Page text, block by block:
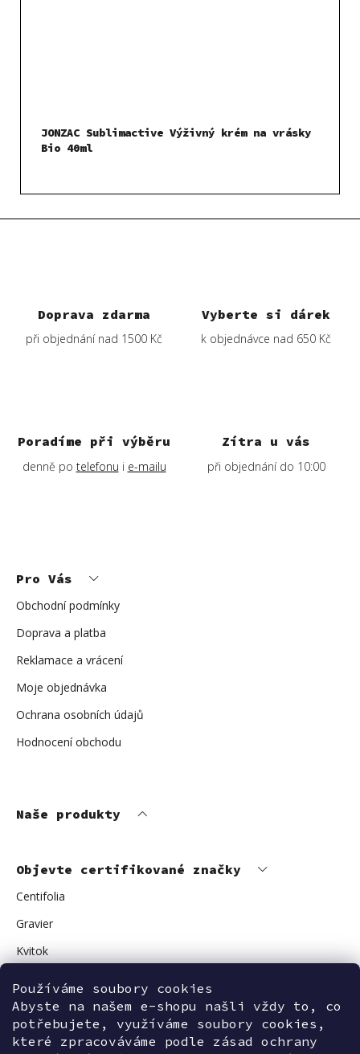
Používáme soubory cookies
Abyste na našem e-shopu našli vždy to, co
potřebujete, využíváme soubory cookies,
které zpracováváme podle zásad ochrany
Doprava zdarma
při objednání nad 1500 Kč
Vyberte si dárek
k objednávce nad 650 Kč
Poradíme při výběru
denně po telefonu i e-mailu
Zítra u vás
při objednání do 10:00
JONZAC Sublimactive Výživný krém na vrásky
Bio 40ml
Pro Vás
Obchodní podmínky
Doprava a platba
Reklamace a vrácení
Moje objednávka
Ochrana osobních údajů
Hodnocení obchodu
Naše produkty
Objevte certifikované značky
Centifolia
Gravier
Kvitok
Avant Skincare
Sonnentor